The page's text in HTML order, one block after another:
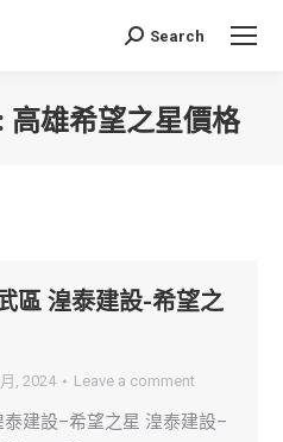
Search:
Search
高雄希望之星價格
區 湟泰建設-希望之
, 2024 Leave a comment
泰建設–希望之星 湟泰建設–